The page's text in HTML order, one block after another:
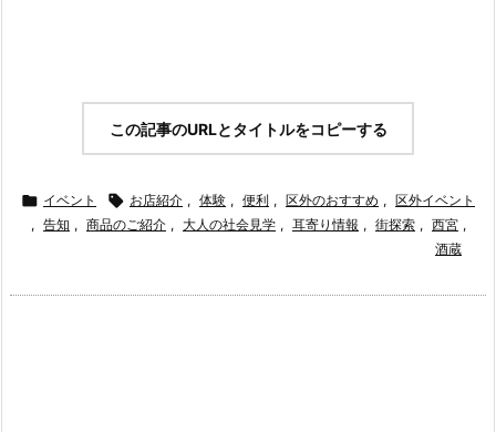
この記事のURLとタイトルをコピーする
 イベント  お店紹介 , 体験 , 便利 , 区外のおすすめ , 区外イベント
, 告知 , 商品のご紹介 , 大人の社会見学 , 耳寄り情報 , 街探索 , 西宮 ,
酒蔵